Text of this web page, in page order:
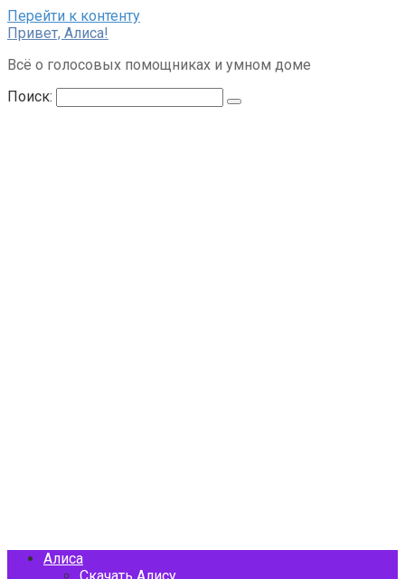
Перейти к контенту
Привет, Алиса!
Всё о голосовых помощниках и умном доме
Поиск:
Алиса